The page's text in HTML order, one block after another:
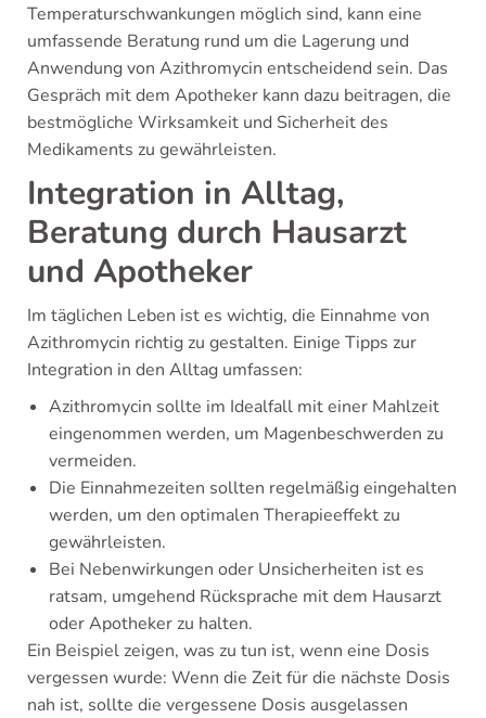
Temperaturschwankungen möglich sind, kann eine
umfassende Beratung rund um die Lagerung und
Anwendung von Azithromycin entscheidend sein. Das
Gespräch mit dem Apotheker kann dazu beitragen, die
bestmögliche Wirksamkeit und Sicherheit des
Medikaments zu gewährleisten.
Integration in Alltag,
Beratung durch Hausarzt
und Apotheker
Im täglichen Leben ist es wichtig, die Einnahme von
Azithromycin richtig zu gestalten. Einige Tipps zur
Integration in den Alltag umfassen:
Azithromycin sollte im Idealfall mit einer Mahlzeit
eingenommen werden, um Magenbeschwerden zu
vermeiden.
Die Einnahmezeiten sollten regelmäßig eingehalten
werden, um den optimalen Therapieeffekt zu
gewährleisten.
Bei Nebenwirkungen oder Unsicherheiten ist es
ratsam, umgehend Rücksprache mit dem Hausarzt
oder Apotheker zu halten.
Ein Beispiel zeigen, was zu tun ist, wenn eine Dosis
vergessen wurde: Wenn die Zeit für die nächste Dosis
nah ist, sollte die vergessene Dosis ausgelassen